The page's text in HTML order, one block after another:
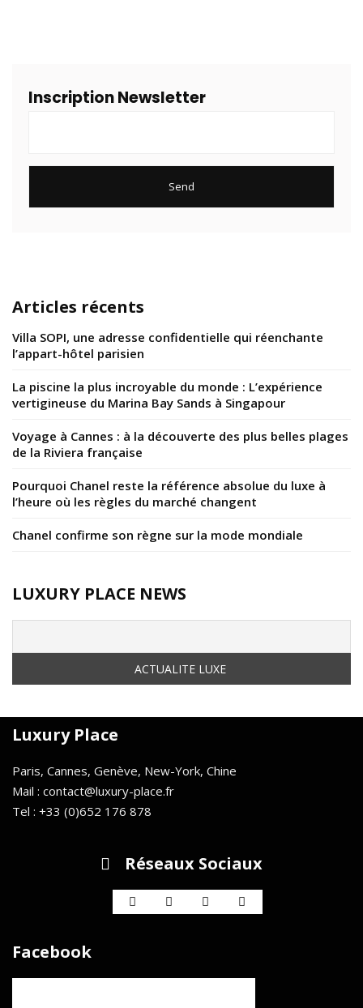
Inscription Newsletter
Articles récents
Villa SOPI, une adresse confidentielle qui réenchante
l’appart-hôtel parisien
La piscine la plus incroyable du monde : L’expérience
vertigineuse du Marina Bay Sands à Singapour
Voyage à Cannes : à la découverte des plus belles plages
de la Riviera française
Pourquoi Chanel reste la référence absolue du luxe à
l’heure où les règles du marché changent
Chanel confirme son règne sur la mode mondiale
LUXURY PLACE NEWS
Luxury Place
Paris, Cannes, Genève, New-York, Chine
Mail : contact@luxury-place.fr
Tel : +33 (0)652 176 878
Réseaux Sociaux
Facebook